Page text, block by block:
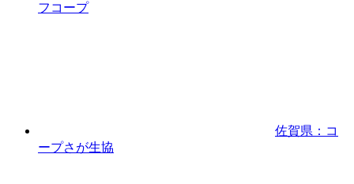
フコープ
佐賀県：コ
ープさが生協